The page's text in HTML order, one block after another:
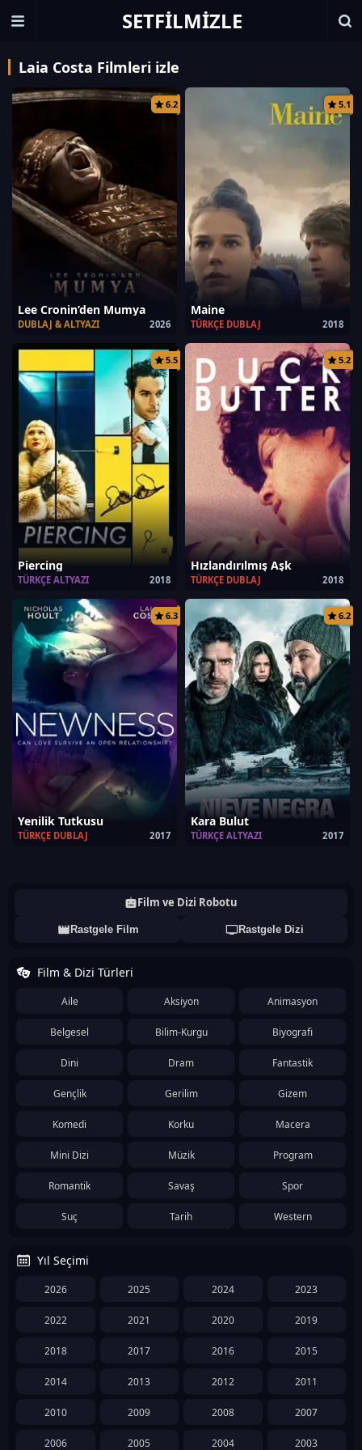
SETFILMIZLE
Laia Costa Filmleri izle
6.2
Lee Cronin’den Mumya
2026
DUBLAJ & ALTYAZI
5.1
Maine
2018
TÜRKÇE DUBLAJ
5.5
Piercing
2018
TÜRKÇE ALTYAZI
5.2
Hızlandırılmış Aşk
2018
TÜRKÇE DUBLAJ
6.3
Yenilik Tutkusu
2017
TÜRKÇE DUBLAJ
6.2
Kara Bulut
2017
TÜRKÇE ALTYAZI
Film ve Dizi Robotu
Rastgele Film Rastgele Dizi
Film & Dizi Türleri
Aile Aksiyon Animasyon
Belgesel Bilim-Kurgu Biyografi
Dini Dram Fantastik
Gençlik Gerilim Gizem
Komedi Korku Macera
Mini Dizi Müzik Program
Romantik Savaş Spor
Suç Tarih Western
Yıl Seçimi
2026 2025 2024 2023
2022 2021 2020 2019
2018 2017 2016 2015
2014 2013 2012 2011
2010 2009 2008 2007
2006 2005 2004 2003